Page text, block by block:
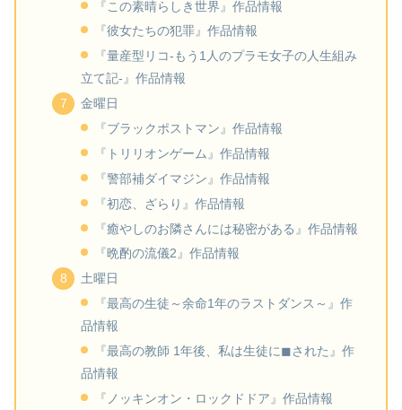
『この素晴らしき世界』作品情報
『彼女たちの犯罪』作品情報
『量産型リコ-もう1人のプラモ女子の人生組み
立て記-』作品情報
金曜日
『ブラックポストマン』作品情報
『トリリオンゲーム』作品情報
『警部補ダイマジン』作品情報
『初恋、ざらり』作品情報
『癒やしのお隣さんには秘密がある』作品情報
『晩酌の流儀2』作品情報
土曜日
『最高の生徒～余命1年のラストダンス～』作
品情報
『最高の教師 1年後、私は生徒に◼︎された』作
品情報
『ノッキンオン・ロックドドア』作品情報